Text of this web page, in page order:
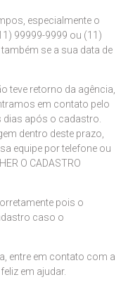
especialmente o
99999-9999 ou (11)
se a sua data de
teve retorno da agência,
em contato pelo
após o cadastro.
dentro deste prazo,
equipe por telefone ou
O CADASTRO
pois o
caso o
entre em contato com a
em ajudar.